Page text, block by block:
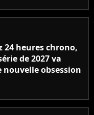
24 heures chrono,
de 2027 va
obsession